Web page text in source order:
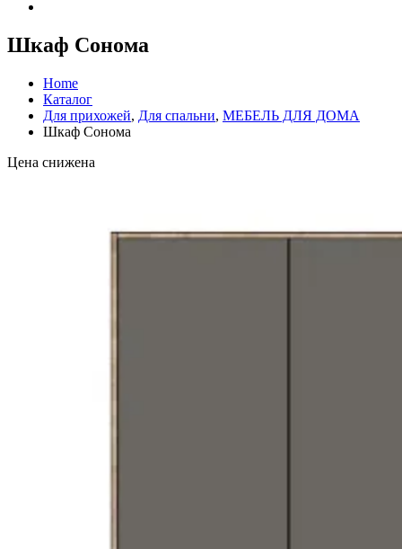
Шкаф Сонома
Home
Каталог
Для прихожей, Для спальни, МЕБЕЛЬ ДЛЯ ДОМА
Шкаф Сонома
Цена снижена